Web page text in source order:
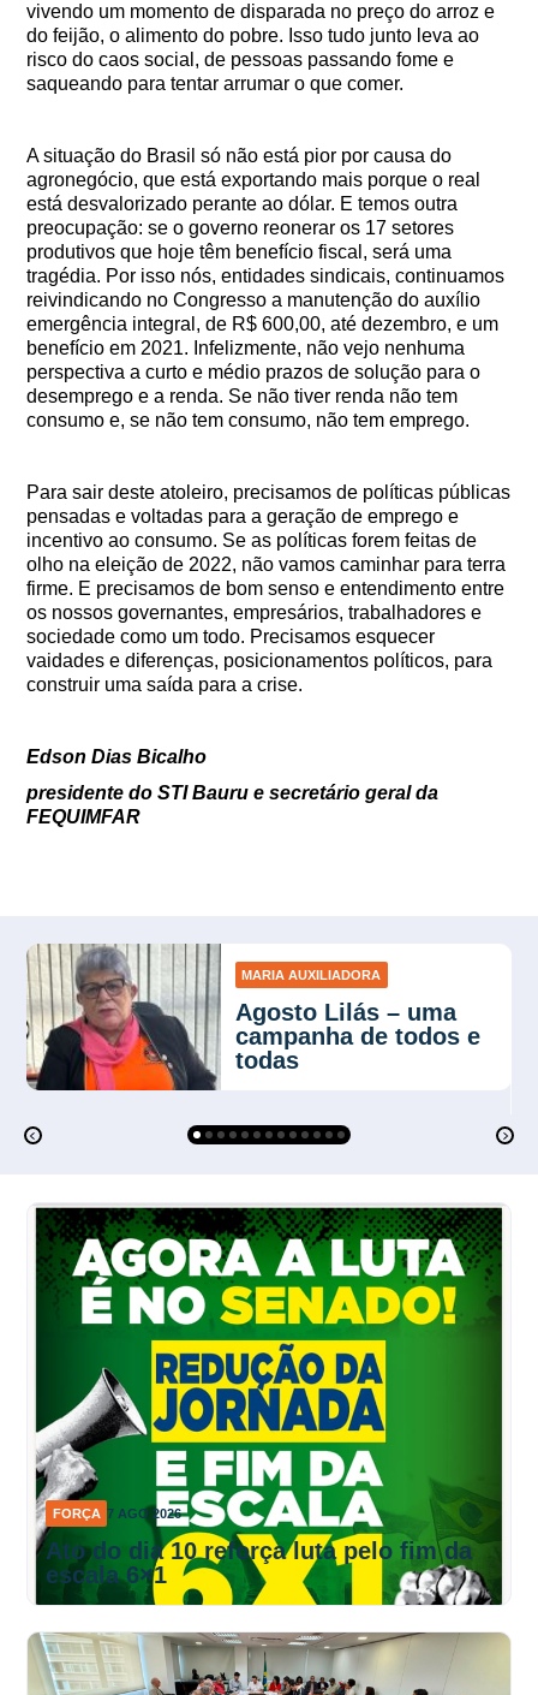
vivendo um momento de disparada no preço do arroz e
do feijão, o alimento do pobre. Isso tudo junto leva ao
risco do caos social, de pessoas passando fome e
saqueando para tentar arrumar o que comer.
A situação do Brasil só não está pior por causa do
agronegócio, que está exportando mais porque o real
está desvalorizado perante ao dólar. E temos outra
preocupação: se o governo reonerar os 17 setores
produtivos que hoje têm benefício fiscal, será uma
tragédia. Por isso nós, entidades sindicais, continuamos
reivindicando no Congresso a manutenção do auxílio
emergência integral, de R$ 600,00, até dezembro, e um
benefício em 2021. Infelizmente, não vejo nenhuma
perspectiva a curto e médio prazos de solução para o
desemprego e a renda. Se não tiver renda não tem
consumo e, se não tem consumo, não tem emprego.
Para sair deste atoleiro, precisamos de políticas públicas
pensadas e voltadas para a geração de emprego e
incentivo ao consumo. Se as políticas forem feitas de
olho na eleição de 2022, não vamos caminhar para terra
firme. E precisamos de bom senso e entendimento entre
os nossos governantes, empresários, trabalhadores e
sociedade como um todo. Precisamos esquecer
vaidades e diferenças, posicionamentos políticos, para
construir uma saída para a crise.
Edson Dias Bicalho
presidente do STI Bauru e secretário geral da
FEQUIMFAR
MARIA AUXILIADORA
Agosto Lilás – uma
campanha de todos e
todas
FORÇA 7 AGO 2026
Ato do dia 10 reforça luta pelo fim da
escala 6×1